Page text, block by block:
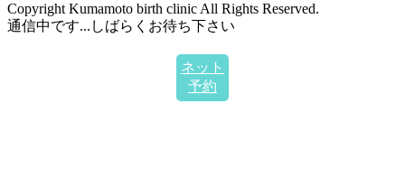
Copyright Kumamoto birth clinic All Rights Reserved.
通信中です...しばらくお待ち下さい
ネット
予約